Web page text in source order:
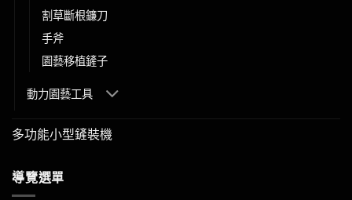
割草斷根鐮刀
手斧
園藝移植鏟子
動力園藝工具
多功能小型鏟裝機
導覽選單